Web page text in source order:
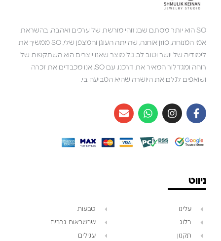
SO הוא יותר מסתם שם; זוהי מורשת של ערכים ואהבה. בהשראת
אמי המנוחה, סוזן אוחנה, שהייתה העוגן והמצפן שלי, SO ממשיך את
לימודיה של יושר וטוב לב. כל מוצר שאנו יוצרים הוא השתקפות של
רוחה ומגדלור המאיר את דרכנו. עם SO, אנו מכבדים את זכרה
ושואפים לגלם את היושרה שהיא הטביעה בי.
ניווט
עלינו
בלוג
תקנון
טבעות
שרשראות גברים
עגילים